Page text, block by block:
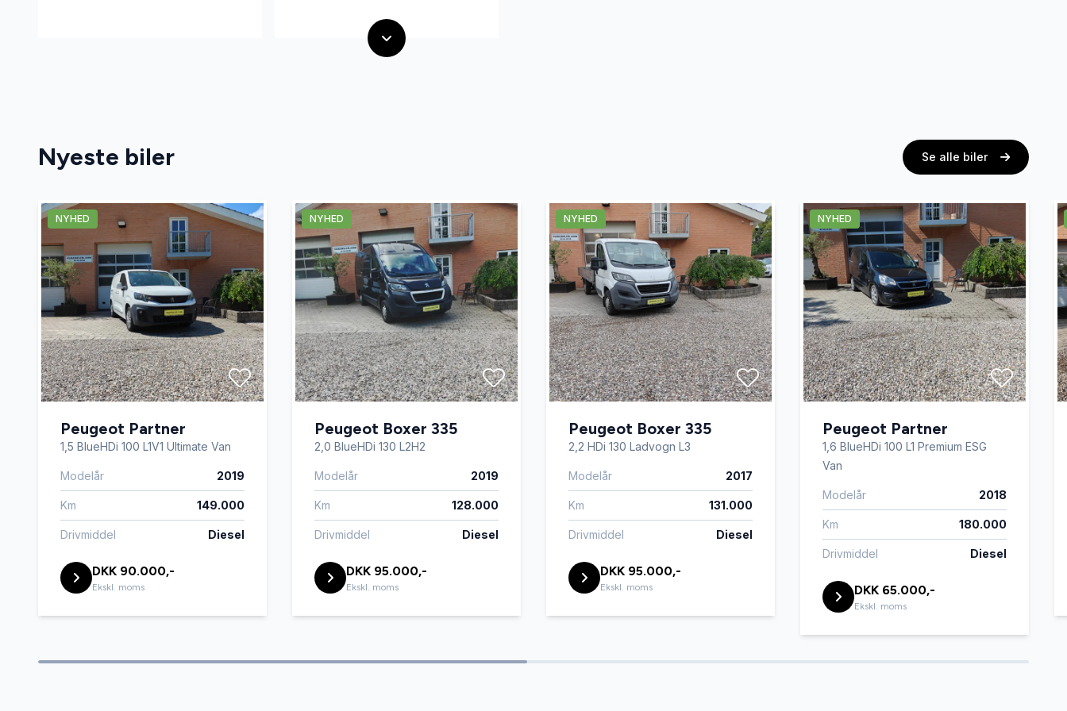
Nyeste biler Se alle biler
NYHED
Peugeot Partner
1,5 BlueHDi 100 L1V1 Ultimate Van
Modelår 2019
Km 149.000
Drivmiddel Diesel
DKK 90.000,-
Ekskl. moms
NYHED
Peugeot Boxer 335
2,0 BlueHDi 130 L2H2
Modelår 2019
Km 128.000
Drivmiddel Diesel
DKK 95.000,-
Ekskl. moms
NYHED
Peugeot Boxer 335
2,2 HDi 130 Ladvogn L3
Modelår 2017
Km 131.000
Drivmiddel Diesel
DKK 95.000,-
Ekskl. moms
NYHED
Peugeot Partner
1,6 BlueHDi 100 L1 Premium ESG
Van
Modelår 2018
Km 180.000
Drivmiddel Diesel
DKK 65.000,-
Ekskl. moms